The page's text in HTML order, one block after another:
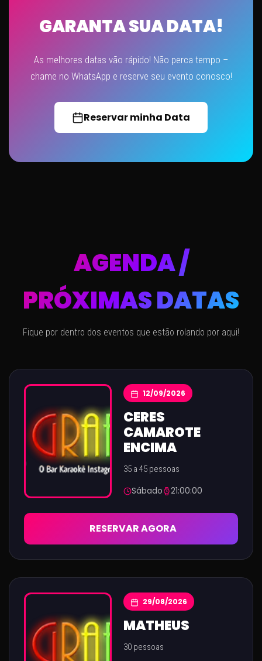
GARANTA SUA DATA!
As melhores datas vão rápido! Não perca tempo –
chame no WhatsApp e reserve seu evento conosco!
Reservar minha Data
AGENDA /
PRÓXIMAS DATAS
Fique por dentro dos eventos que estão rolando por aqui!
12/09/2026
CERES
CAMAROTE
ENCIMA
35 a 45 pessoas
Sábado 21:00:00
RESERVAR AGORA
29/08/2026
MATHEUS
30 pessoas